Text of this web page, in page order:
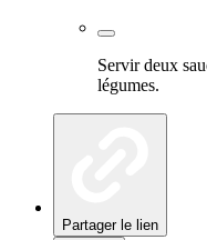
Servir deux
légumes.
Partager le lien